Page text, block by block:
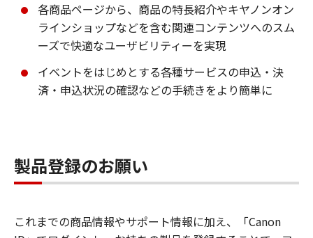
各商品ページから、商品の特長紹介やキヤノンオン
ラインショップなどを含む関連コンテンツへのスム
ーズで快適なユーザビリティーを実現
イベントをはじめとする各種サービスの申込・決
済・申込状況の確認などの手続きをより簡単に
製品登録のお願い
これまでの商品情報やサポート情報に加え、「Canon